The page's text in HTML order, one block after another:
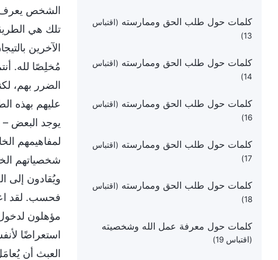
كلمات حول طلب الحق وممارسته (اقتباس
13)
كلمات حول طلب الحق وممارسته (اقتباس
14)
كلمات حول طلب الحق وممارسته (اقتباس
16)
كلمات حول طلب الحق وممارسته (اقتباس
17)
كلمات حول طلب الحق وممارسته (اقتباس
18)
كلمات حول معرفة عمل الله وشخصيته
(اقتباس 19)
الشخص يعرف
تلك هي
الآخرين
مُخلِصًا لله.
الضرر بهم،
عليهم بهذه
يوجد البعض –
لمفاهيمهم
شخصياتهم
ويُقادون إلى
فحسب. لقد
مؤهلون
استعراضًا
العبث أن